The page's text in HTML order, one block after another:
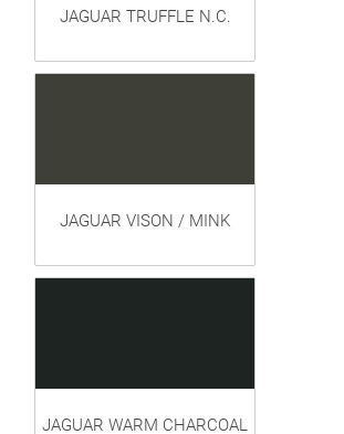
JAGUAR TRUFFLE N.C.
JAGUAR VISON / MINK
JAGUAR WARM CHARCOAL